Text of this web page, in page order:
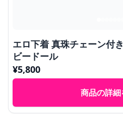
エロ下着 真珠チェーン付
ビードール
¥5,800
商品の詳細